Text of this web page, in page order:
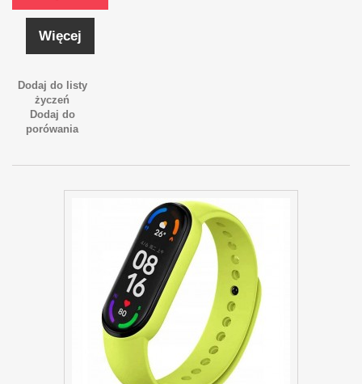
Więcej
Dodaj do listy
życzeń
Dodaj do
porówania